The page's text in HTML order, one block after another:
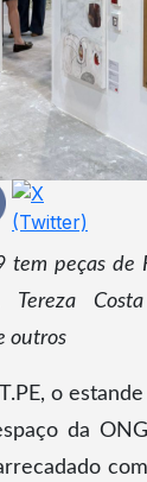
tem peças de
Tereza
outros
o
da